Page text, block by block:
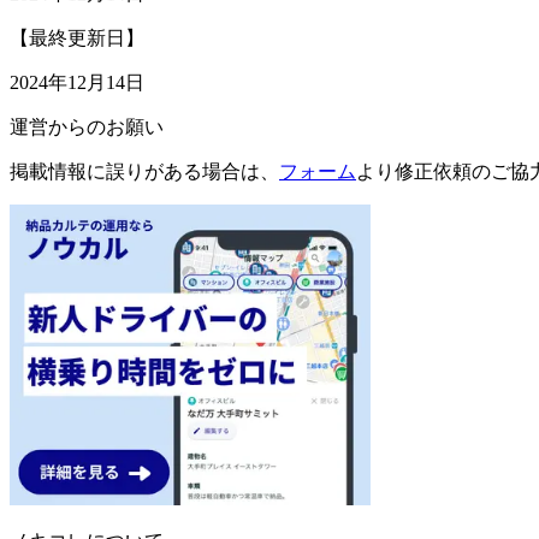
【最終更新日】
2024年12月14日
運営からのお願い
掲載情報に誤りがある場合は、 フォーム より修正依頼のご協